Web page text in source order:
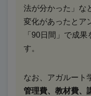
法が分かった」な
変化があったとア
「90日間」で成
す。
なお、アガルート
管理費、教材費、